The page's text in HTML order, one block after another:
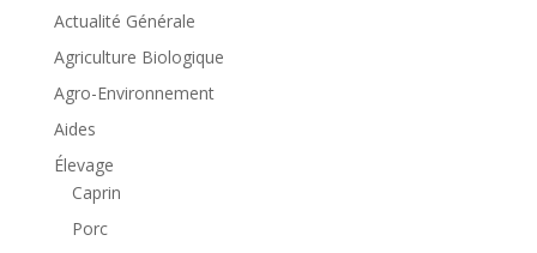
Actualité Générale
Agriculture Biologique
Agro-Environnement
Aides
Élevage
Caprin
Porc